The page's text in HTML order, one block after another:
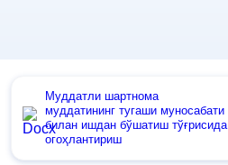
Муддатли шартнома
муддатининг тугаши муносабати
билан ишдан бўшатиш тўғрисида
огоҳлантириш